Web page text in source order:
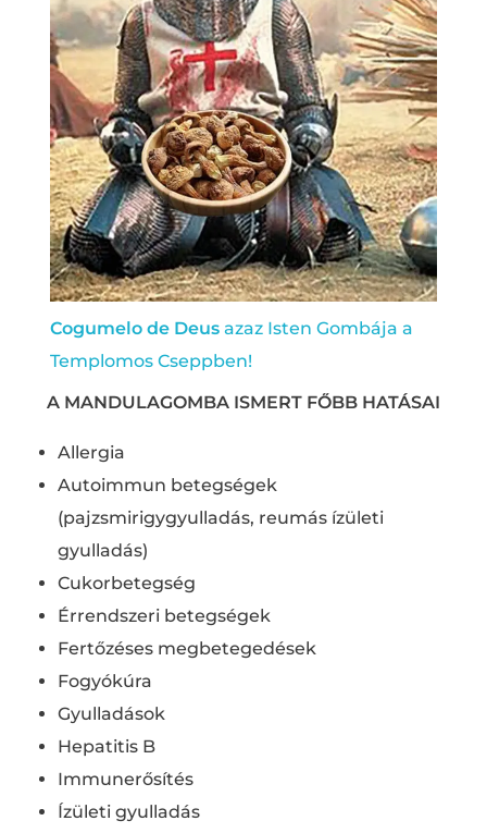
Cogumelo de Deus azaz Isten Gombája a
Templomos Cseppben!
A MANDULAGOMBA ISMERT FŐBB HATÁSAI
Allergia
Autoimmun betegségek
(pajzsmirigygyulladás, reumás ízületi
gyulladás)
Cukorbetegség
Érrendszeri betegségek
Fertőzéses megbetegedések
Fogyókúra
Gyulladások
Hepatitis B
Immunerősítés
Ízületi gyulladás